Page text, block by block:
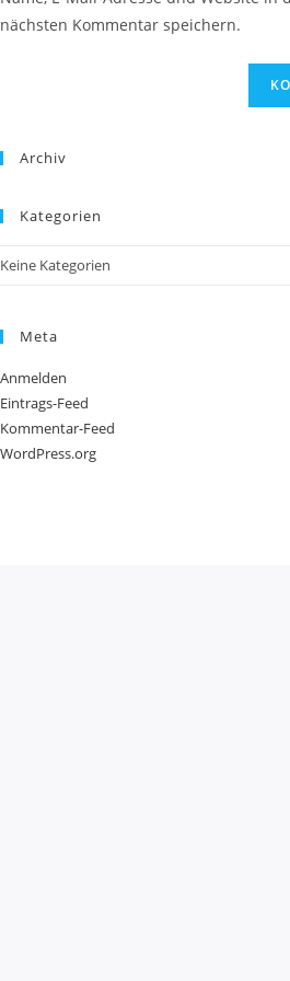
ein
nächsten Kommentar speichern.
Archiv
Kategorien
Keine Kategorien
Meta
Anmelden
Eintrags-Feed
Kommentar-Feed
WordPress.org